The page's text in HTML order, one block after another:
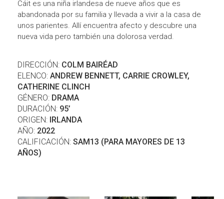
Cáit es una niña irlandesa de nueve años que es
abandonada por su familia y llevada a vivir a la casa de
unos parientes. Allí encuentra afecto y descubre una
nueva vida pero también una dolorosa verdad.
DIRECCIÓN: COLM BAIRÉAD
ELENCO: ANDREW BENNETT, CARRIE CROWLEY,
CATHERINE CLINCH
GÉNERO: DRAMA
DURACIÓN: 95’
ORIGEN: IRLANDA
AÑO: 2022
CALIFICACIÓN: SAM13 (PARA MAYORES DE 13
AÑOS)